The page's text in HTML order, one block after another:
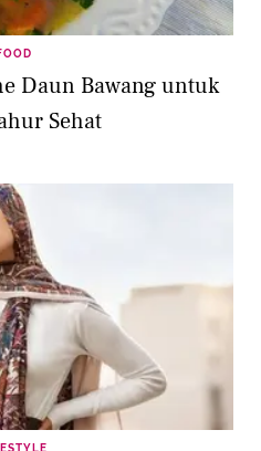
Daun Bawang untuk
Sehat